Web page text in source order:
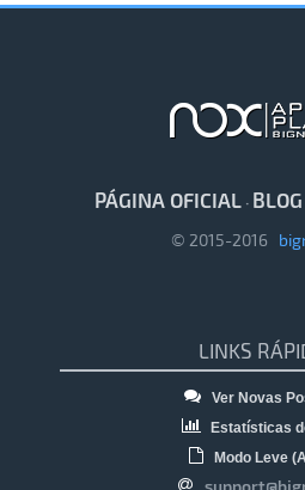
PÁGINA OFICIAL · BLOG
© 2015-2016
LINKS
Ver Novas
Estatísticas
Modo Leve